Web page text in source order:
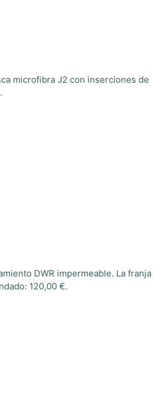
microfibra J2 con inserciones de
DWR impermeable. La franja
120,00 €.